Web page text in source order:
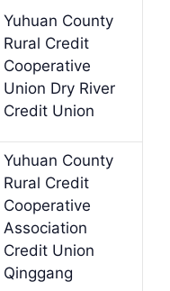
Yuhuan County
Rural Credit
Cooperative
Union Dry River
Credit Union
Yuhuan County
Rural Credit
Cooperative
Association
Credit Union
Qinggang